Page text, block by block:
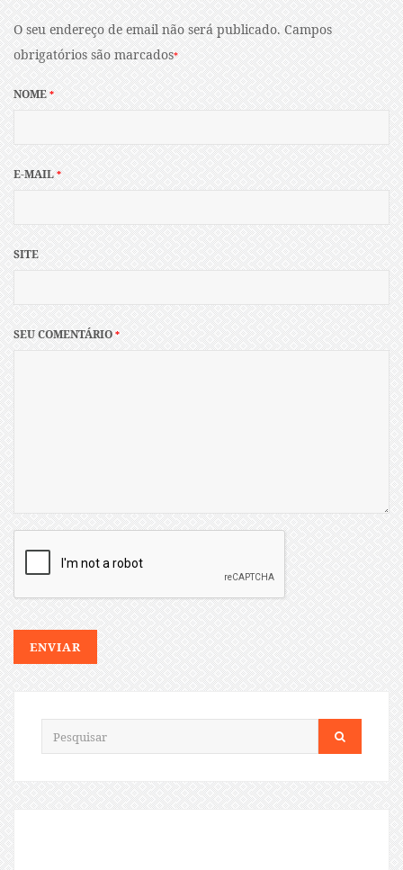
O seu endereço de email não será publicado.Campos
obrigatórios são marcados*
NOME*
E-MAIL*
SITE
SEU COMENTÁRIO*